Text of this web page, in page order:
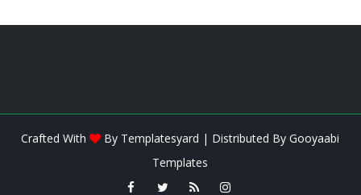
Crafted With By Templatesyard | Distributed ByGooyaabi
Templates